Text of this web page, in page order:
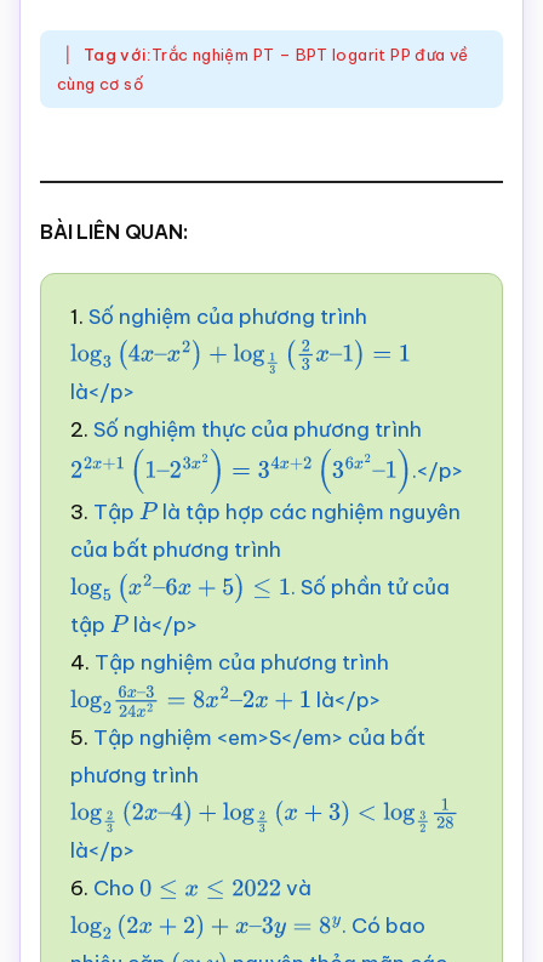
Tag với:Trắc nghiệm PT – BPT logarit PP đưa về
cùng cơ số
BÀI LIÊN QUAN:
1. Số nghiệm của phương trình
log3 (4x–x2) +log13(23x–1)=
là</p>
2. Số nghiệm thực của phương trình
22x+1 ( 1–23x ) =3 4x+ 2( 3 6x2 –1)
.</p>
3. Tập P là tập hợp các nghiệm nguyên
của bất phương trình
log5 (x2–6x+5 )≤1
. Số phần tử của
tập P là</p>
4. Tập nghiệm của phương trình
log26x–324x2=8x2 –
2x + 1
là</p>
5. Tập nghiệm <em>S</em> của bất
phương trình
log2 3(2x–4 )+log23 (x+3)<log32128
là</p>
6. Cho 0 ≤x ≤2022
và
log2 (2x+2 )+x –3y=8y
. Có bao